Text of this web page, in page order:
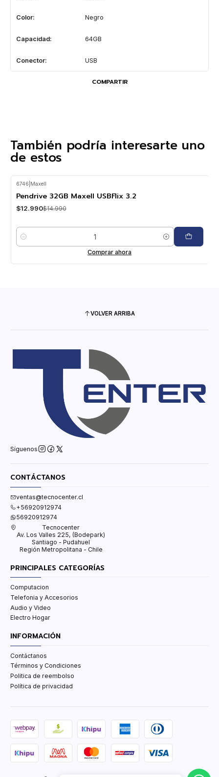
Color: Negro
Capacidad: 64GB
Conector: USB
COMPARTIR
También podría interesarte uno
de estos
6746 Maxell
Pendrive 32GB Maxell USBFlix 3.2
$12.990$14.990
Cantidad
Comprar ahora
VOLVER ARRIBA
Síguenos
CONTÁCTANOS
ventas@tecnocenter.cl
+56920912974
56920912974
Tecnocenter
Av. Los Valles 225, (Bodepark)
Santiago - Pudahuel
Región Metropolitana - Chile
PRINCIPALES CATEGORÍAS
Computacion
Telefonia y Accesorios
Audio y Video
Electro Hogar
INFORMACIÓN
Contáctanos
Términos y Condiciones
Politica de reembolso
Política de privacidad